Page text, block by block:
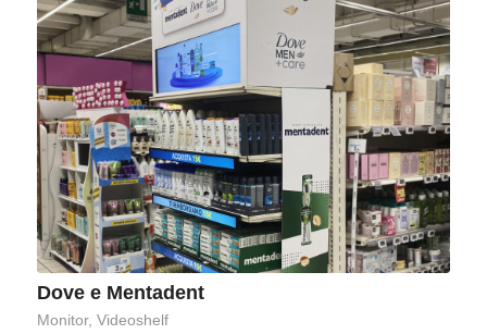
Dove e Mentadent
Monitor, Videoshelf